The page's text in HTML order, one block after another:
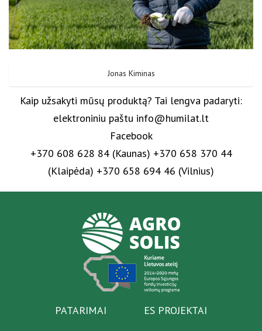
Jonas Kiminas
Kaip užsakyti mūsų produktą? Tai lengva padaryti:
elektroniniu paštu info@humilat.lt
Facebook
+370 608 628 84 (Kaunas) +370 658 370 44
(Klaipėda) +370 658 694 46 (Vilnius)
PATARIMAI
ES PROJEKTAI